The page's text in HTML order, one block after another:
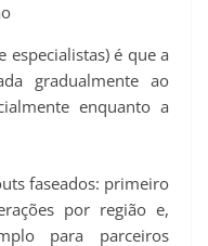
especialistas) é que a
gradualmente ao
enquanto a
faseados: primeiro
por região e,
para parceiros